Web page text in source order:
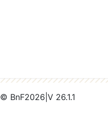
© BnF2026 V 26.1.1